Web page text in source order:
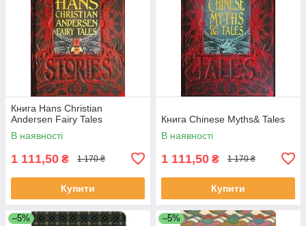
Книга Hans Christian
Andersen Fairy Tales
В наявності
1 111,50 ₴ 1 170 ₴
Купити
Книга Chinese Myths& Tales
В наявності
1 111,50 ₴ 1 170 ₴
Купити
–5% –5%